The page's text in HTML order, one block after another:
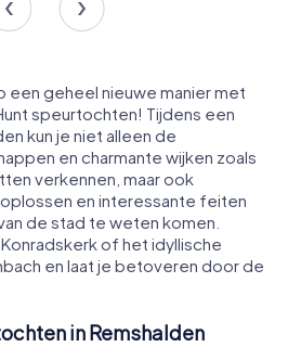
een geheel nieuwe manier met
speurtochten! Tijdens een
kun je niet alleen de
en charmante wijken zoals
verkennen, maar ook
en interessante feiten
de stad te weten komen.
of het idyllische
en laat je betoveren door de
in Remshalden